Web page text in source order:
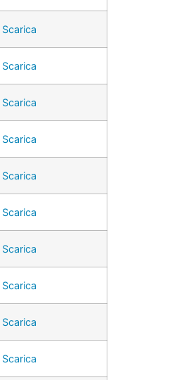
Scarica
Scarica
Scarica
Scarica
Scarica
Scarica
Scarica
Scarica
Scarica
Scarica